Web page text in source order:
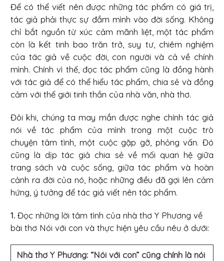
Để có thể viết nên được những tác phẩm có giá trị,
tác giả phải thực sự đắm mình vào đời sống. Không
chỉ bắt nguồn từ xúc cảm mãnh liệt, một tác phẩm
còn là kết tinh bao trăn trở, suy tư, chiêm nghiệm
của tác giả về cuộc đời, con người và cả về chính
mình. Chính vì thế, đọc tác phẩm cũng là đồng hành
với tác giả để có thể hiểu tác phẩm, chia sẻ và đồng
cảm với thế giới tinh thần của nhà văn, nhà thơ.
Đôi khi, chúng ta may mắn được nghe chính tác giả
nói về tác phẩm của mình trong một cuộc trò
chuyện tâm tình, một cuộc gặp gỡ, phỏng vấn. Đó
cũng là dịp tác giả chia sẻ về mối quan hệ giữa
trang sách và cuộc sống, giữa tác phẩm và hoàn
cảnh ra đời của nó, hoặc những điều đã gợi lên cảm
hứng, ý tưởng để tác giả viết nên tác phẩm.
1. Đọc những lời tâm tình của nhà thơ Y Phương về
bài thơ Nói với con và thực hiện yêu cầu nêu ở dưới:
Nhà thơ Y Phương: “Nói với con” cũng chính là nói